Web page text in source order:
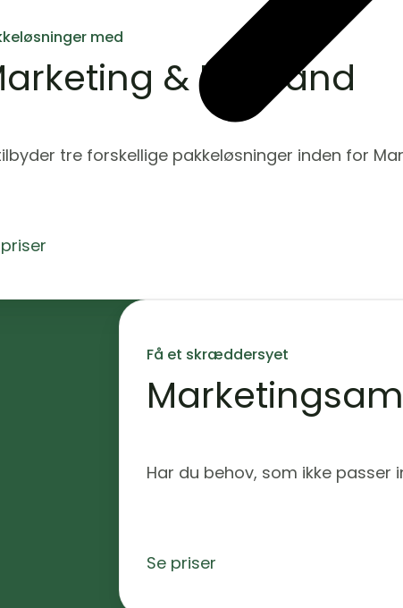
med
& Demand
tre forskellige pakkeløsninger inden for
Få et skræddersyet
Har du behov, som ikke
Se priser